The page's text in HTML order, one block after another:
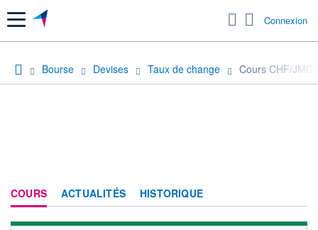
Menu Connexion
Bourse Devises Taux de change Cours CHF/JMD
COURS ACTUALITÉS HISTORIQUE